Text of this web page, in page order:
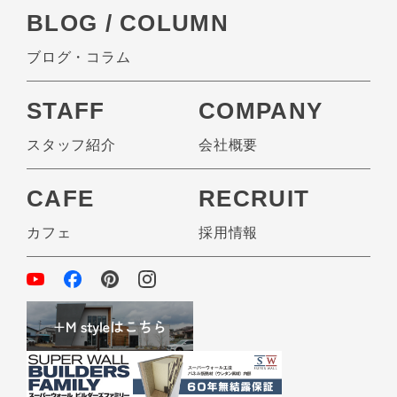
BLOG / COLUMN
ブログ・コラム
STAFF
スタッフ紹介
COMPANY
会社概要
CAFE
カフェ
RECRUIT
採用情報